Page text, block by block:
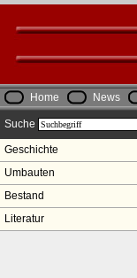
Home News
Suche
Geschichte
Umbauten
Bestand
Literatur